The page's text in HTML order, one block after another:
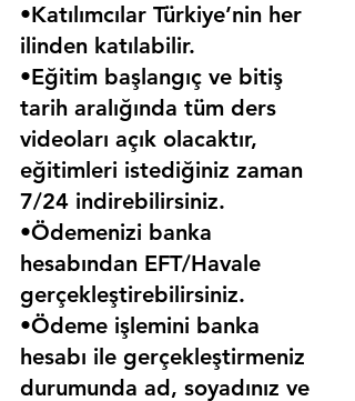
•Katılımcılar Türkiye’nin her
ilinden katılabilir.
•Eğitim başlangıç ve bitiş
tarih aralığında tüm ders
videoları açık olacaktır,
eğitimleri istediğiniz zaman
7/24 indirebilirsiniz.
•Ödemenizi banka
hesabından EFT/Havale
gerçekleştirebilirsiniz.
•Ödeme işlemini banka
hesabı ile gerçekleştirmeniz
durumunda ad, soyadınız ve